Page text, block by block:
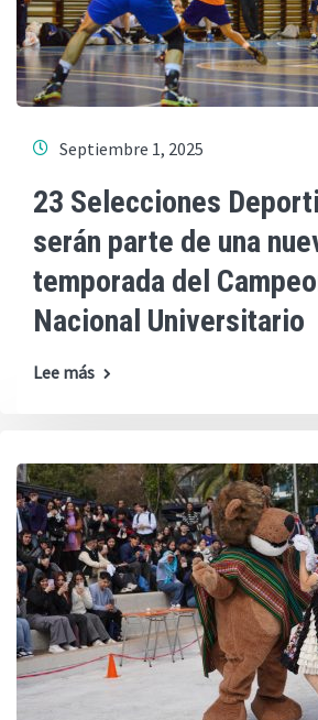
Septiembre 1, 2025
23 Selecciones
serán parte de una
temporada del
Nacional Universitario
Lee más